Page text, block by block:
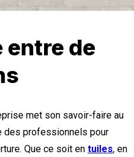
entre de
met son savoir-faire au
des professionnels pour
Que ce soit en tuiles, en